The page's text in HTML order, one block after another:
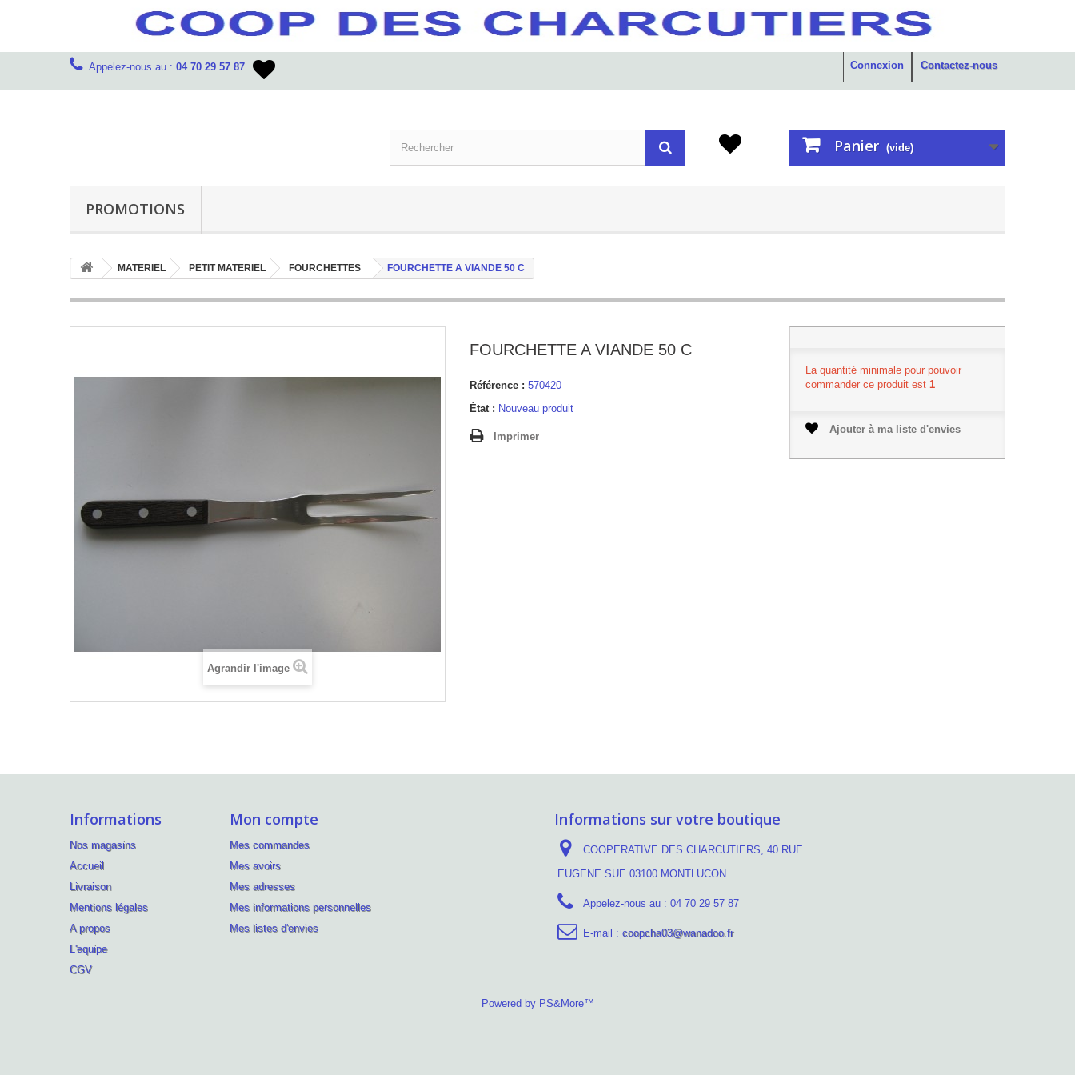
Contactez-nous
Appelez-nous au : 04 70 29 57 87 Connexion
Panier (vide)
PROMOTIONS
MATERIEL PETIT MATERIEL FOURCHETTES FOURCHETTE A VIANDE 50 C
Agrandir l'image
FOURCHETTE A VIANDE 50 C
Référence : 570420
État : Nouveau produit
Imprimer
La quantité minimale pour pouvoir
commander ce produit est 1
Ajouter à ma liste d'envies
Informations
Nos magasins
Accueil
Livraison
Mentions légales
A propos
L'equipe
CGV
Mon compte
Mes commandes
Mes avoirs
Mes adresses
Mes informations personnelles
Mes listes d'envies
Informations sur votre boutique
COOPERATIVE DES CHARCUTIERS, 40 RUE
EUGENE SUE 03100 MONTLUCON
Appelez-nous au : 04 70 29 57 87
E-mail : coopcha03@wanadoo.fr
Powered by PS&More™